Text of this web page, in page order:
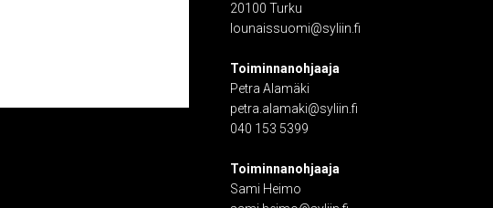
20100 Turku
lounaissuomi@syliin.fi
Toiminnanohjaaja
Petra Alamäki
petra.alamaki@syliin.fi
040 153 5399
Toiminnanohjaaja
Sami Heimo